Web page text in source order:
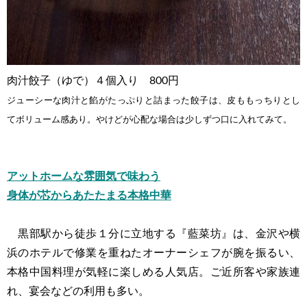
肉汁餃子（ゆで）４個入り 800円
ジューシーな肉汁と餡がたっぷりと詰まった餃子は、皮ももっちりとし
てボリューム感あり。やけどが心配な場合は少しずつ口に入れてみて。
アットホームな雰囲気で味わう
身体が芯からあたたまる本格中華
黒部駅から徒歩１分に立地する『藍菜坊』は、金沢や横
浜のホテルで修業を重ねたオーナーシェフが腕を振るい、
本格中国料理が気軽に楽しめる人気店。ご近所客や家族連
れ、宴会などの利用も多い。